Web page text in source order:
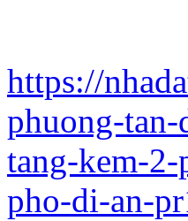
https://
phuong-
tang-kem-
pho-di-an-